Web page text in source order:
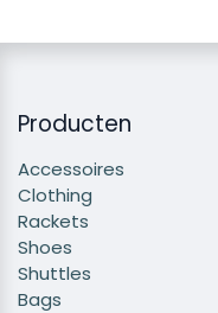
Producten
Accessoires
Clothing
Rackets
Shoes
Shuttles
Bags